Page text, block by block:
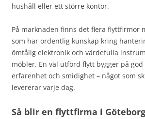
hushåll eller ett större kontor.
På marknaden finns det flera flyttfirmor
som har ordentlig kunskap kring
ömtålig elektronik och värdefulla
möbler. En väl utförd flytt bygger på
erfarenhet och smidighet – något som
levererar varje dag.
Så blir en flyttfirma i